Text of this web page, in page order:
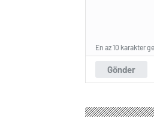
Gönder
En az 10 karakter